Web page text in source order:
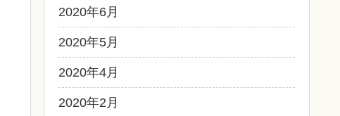
2020年6月
2020年5月
2020年4月
2020年2月